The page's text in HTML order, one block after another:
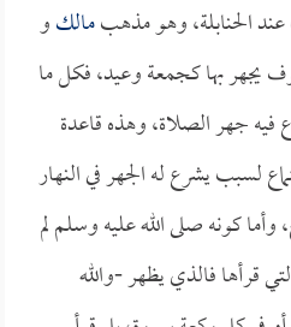
الحنابلة، وهو مذهبمالكو
يجهر بها كجمعة وعيد، فكل ما
جهر الصلاة، وهذه قاعدة
لسبب يشرع له الجهر في النهار
كونه صلى الله عليه وسلم لم
قرأها فالذي يظهر -والله